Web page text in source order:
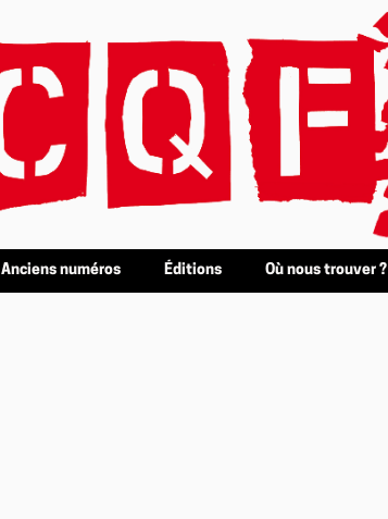
Anciens numéros Éditions Où nous trouver ?